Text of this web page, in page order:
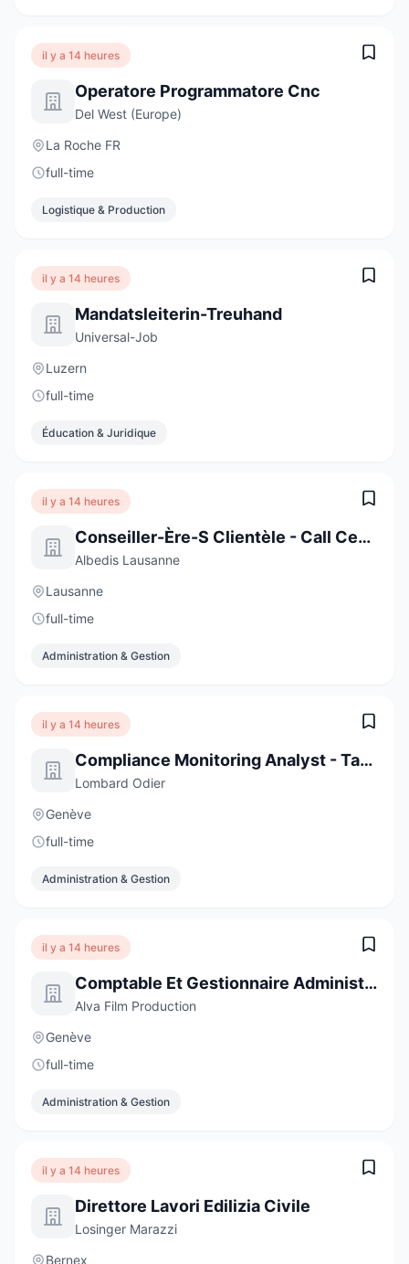
il y a 14 heures
Operatore Programmatore Cnc
Del West (Europe)
La Roche FR
full-time
Logistique & Production
il y a 14 heures
Mandatsleiterin-Treuhand
Universal-Job
Luzern
full-time
Éducation & Juridique
il y a 14 heures
Conseiller-Ère-S Clientèle - Call Center
Albedis Lausanne
Lausanne
full-time
Administration & Gestion
il y a 14 heures
Compliance Monitoring Analyst - Task Force (6-Month Contract)
Lombard Odier
Genève
full-time
Administration & Gestion
il y a 14 heures
Comptable Et Gestionnaire Administratif
Alva Film Production
Genève
full-time
Administration & Gestion
il y a 14 heures
Direttore Lavori Edilizia Civile
Losinger Marazzi
Bernex